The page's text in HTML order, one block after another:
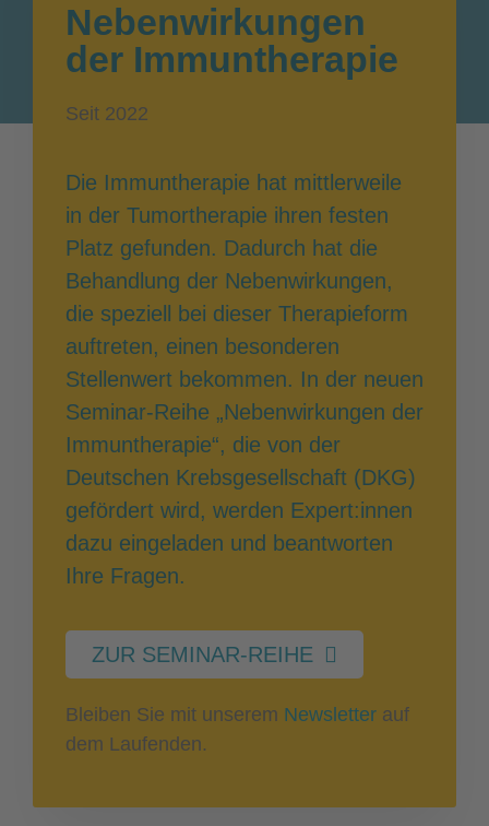
Nebenwirkungen
der Immuntherapie
Seit 2022
Die Immuntherapie hat mittlerweile
in der Tumortherapie ihren festen
Platz gefunden. Dadurch hat die
Behandlung der Nebenwirkungen,
die speziell bei dieser Therapieform
auftreten, einen besonderen
Stellenwert bekommen. In der neuen
Seminar-Reihe „Nebenwirkungen der
Immuntherapie“, die von der
Deutschen Krebsgesellschaft (DKG)
gefördert wird, werden Expert:innen
dazu eingeladen und beantworten
Ihre Fragen.
ZUR SEMINAR-REIHE
Bleiben Sie mit unserem Newsletter auf
dem Laufenden.